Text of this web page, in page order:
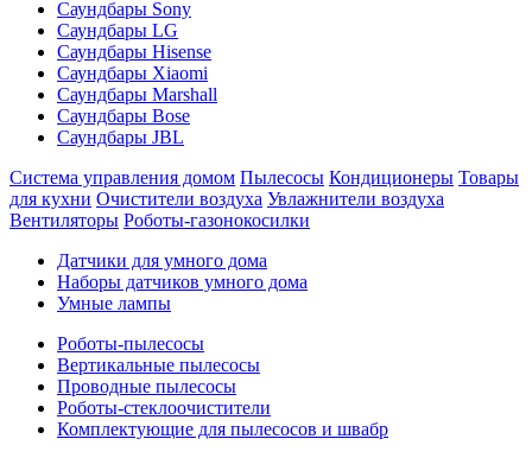
Саундбары Sony
Саундбары LG
Саундбары Hisense
Саундбары Xiaomi
Саундбары Marshall
Саундбары Bose
Саундбары JBL
Система управления домом Пылесосы Кондиционеры Товары
для кухни Очистители воздуха Увлажнители воздуха
Вентиляторы Роботы-газонокосилки
Датчики для умного дома
Наборы датчиков умного дома
Умные лампы
Роботы-пылесосы
Вертикальные пылесосы
Проводные пылесосы
Роботы-стеклоочистители
Комплектующие для пылесосов и швабр